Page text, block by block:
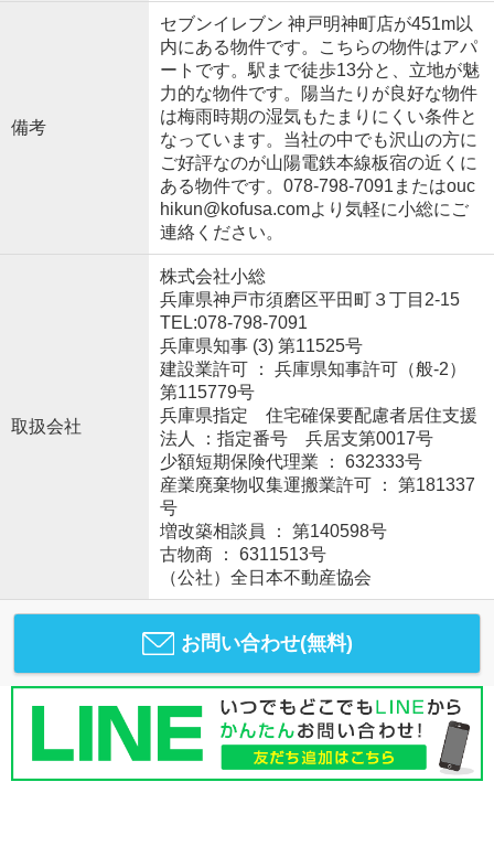
備考
セブンイレブン 神戸明神町店が451m以
内にある物件です。こちらの物件はアパ
ートです。駅まで徒歩13分と、立地が魅
力的な物件です。陽当たりが良好な物件
は梅雨時期の湿気もたまりにくい条件と
なっています。当社の中でも沢山の方に
ご好評なのが山陽電鉄本線板宿の近くに
ある物件です。078-798-7091またはouc
hikun@kofusa.comより気軽に小総にご
連絡ください。
取扱会社
株式会社小総
兵庫県神戸市須磨区平田町３丁目2-15
TEL:078-798-7091
兵庫県知事 (3) 第11525号
建設業許可 ： 兵庫県知事許可（般-2）
第115779号
兵庫県指定 住宅確保要配慮者居住支援
法人 ：指定番号 兵居支第0017号
少額短期保険代理業 ： 632333号
産業廃棄物収集運搬業許可 ： 第181337
号
増改築相談員 ： 第140598号
古物商 ： 6311513号
（公社）全日本不動産協会
お問い合わせ(無料)